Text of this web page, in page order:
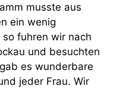
musste aus
ein wenig
fuhren wir nach
und besuchten
es wunderbare
jeder Frau. Wir